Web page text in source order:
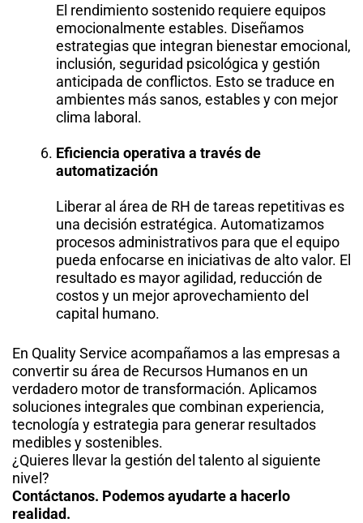
El rendimiento sostenido requiere equipos
emocionalmente estables. Diseñamos
estrategias que integran bienestar emocional,
inclusión, seguridad psicológica y gestión
anticipada de conflictos. Esto se traduce en
ambientes más sanos, estables y con mejor
clima laboral.
Eficiencia operativa a través de
automatización
Liberar al área de RH de tareas repetitivas es
una decisión estratégica. Automatizamos
procesos administrativos para que el equipo
pueda enfocarse en iniciativas de alto valor. El
resultado es mayor agilidad, reducción de
costos y un mejor aprovechamiento del
capital humano.
En Quality Service acompañamos a las empresas a
convertir su área de Recursos Humanos en un
verdadero motor de transformación. Aplicamos
soluciones integrales que combinan experiencia,
tecnología y estrategia para generar resultados
medibles y sostenibles.
¿Quieres llevar la gestión del talento al siguiente
nivel?
Contáctanos. Podemos ayudarte a hacerlo
realidad.